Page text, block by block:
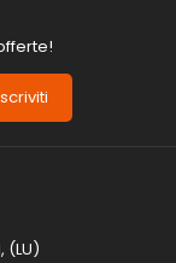
(LU)